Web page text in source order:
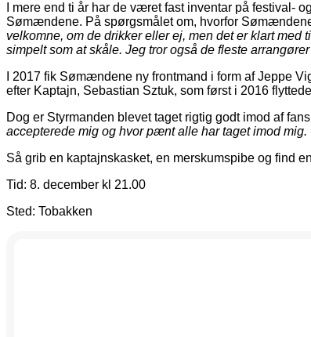
I mere end ti år har de været fast inventar på festival-
Sømændene. På spørgsmålet om, hvorfor
velkomne, om de drikker eller ej, men det er klart
simpelt som at skåle. Jeg tror også de fleste
I 2017 fik Sømændene ny frontmand i form af Jeppe
efter Kaptajn, Sebastian Sztuk, som først i 2016
Dog er Styrmanden blevet taget rigtig godt imod af
accepterede mig og hvor pænt alle har taget imod
Så grib en kaptajnskasket, en merskumspibe og find
Tid: 8. december kl 21.00
Sted: Tobakken